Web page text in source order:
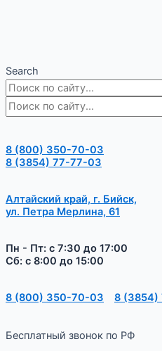
Search
8 (800) 350-70-03
8 (3854) 77-77-03
Алтайский край, г. Бийск,
ул. Петра Мерлина, 61
Пн - Пт: с 7:30 до 17:00
Сб: с 8:00 до 15:00
8 (800) 350-70-03 8 (3854)
Бесплатный звонок по РФ